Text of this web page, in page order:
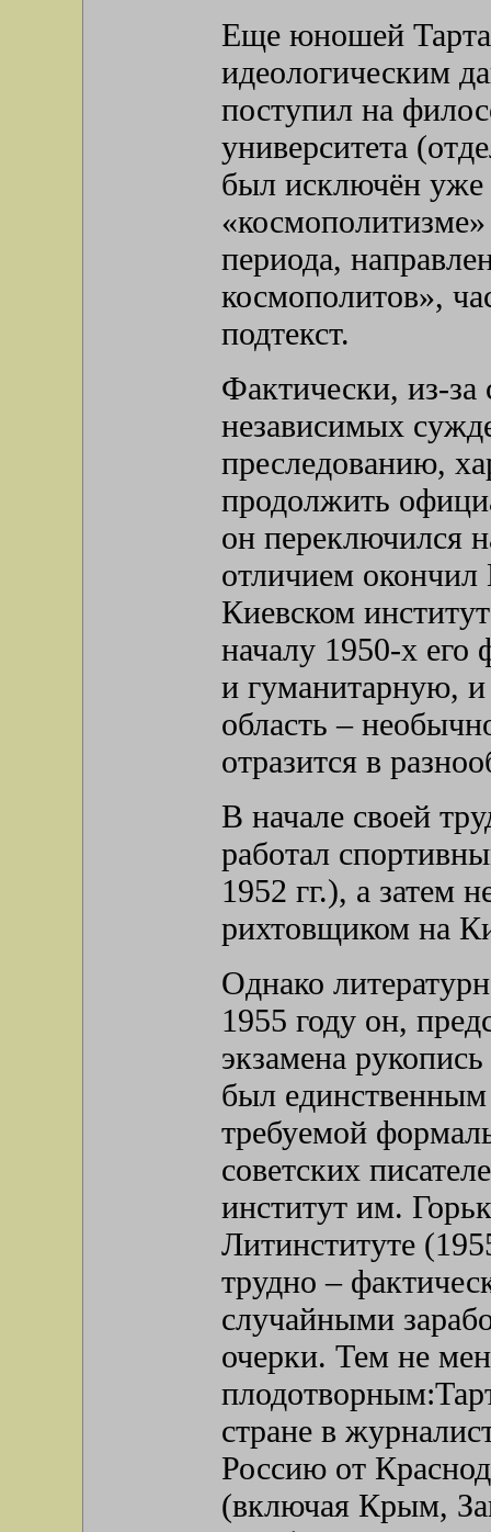
Еще юношей
идеологическим
поступил на
университета
был исключён уже
периода,
космополитов»,
подтекст.
Фактически, из-за
независимых
преследованию,
продолжить
он переключился
отличием
Киевском
началу 1950-х его
и гуманитарную, и
область –
отразится в
В начале своей
работал
1952 гг.), а затем
рихтовщиком на
Однако
1955 году он,
экзамена
был
требуемой
советских
институт им.
Литинституте
трудно –
случайными
очерки. Тем не
стране в
Россию от
(включая Крым,